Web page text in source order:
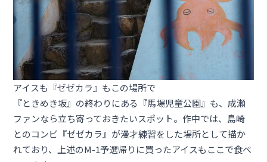
アイスも『ゼゼカラ』もこの場所で
『ときめき坂』の終わりにある『馬場児童公園』も、成瀬
ファンなら立ち寄っておきたいスポット。作中では、島崎
とのコンビ『ゼゼカラ』が漫才練習をした場所として描か
れており、上述のM-1予選帰りに買ったアイスもここで食べ